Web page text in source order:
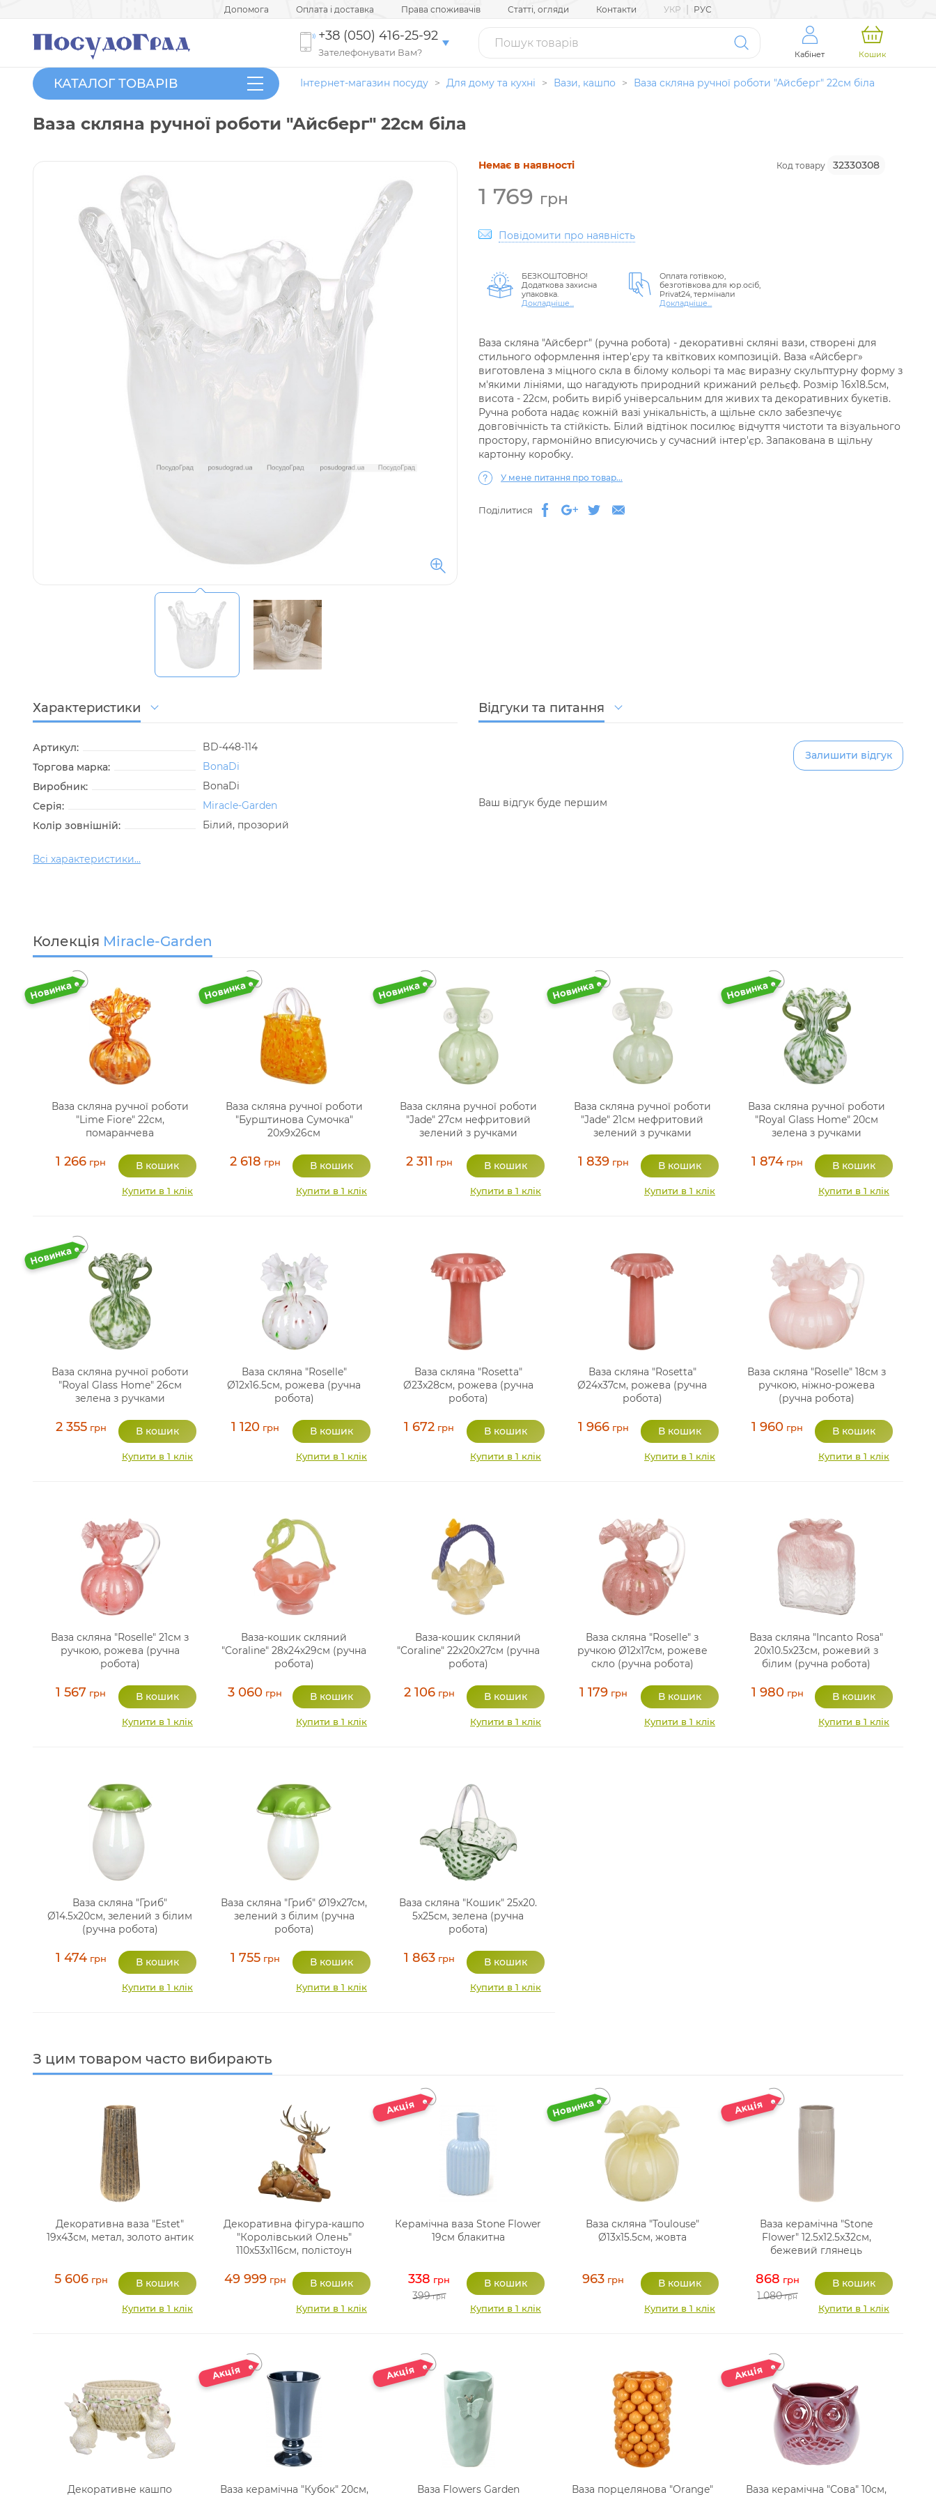
Допомога Оплата і доставка Права споживачів Статті, огляди Контакти УКР | РУС
+38 (050) 416-25-92
Зателефонувати Вам? Кабінет Кошик
КАТАЛОГ ТОВАРІВ Інтернет-магазин посуду > Для дому та кухні > Вази, кашпо > Ваза скляна ручної роботи "Айсберг" 22см біла
Ваза скляна ручної роботи "Айсберг" 22см біла
Немає в наявності Код товару 32330308
1 769 грн
Повідомити про наявність
БЕЗКОШТОВНО!
Додаткова захисна
упаковка.
Докладніше...
Оплата готівкою,
безготівкова для юр.осіб,
Privat24, термінали
Докладніше...
Ваза скляна "Айсберг" (ручна робота) - декоративні скляні вази, створені для
стильного оформлення інтер'єру та квіткових композицій. Ваза «Айсберг»
виготовлена з міцного скла в білому кольорі та має виразну скульптурну форму з
м'якими лініями, що нагадують природний крижаний рельєф. Розмір 16x18.5см,
висота - 22см, робить виріб універсальним для живих та декоративних букетів.
Ручна робота надає кожній вазі унікальність, а щільне скло забезпечує
довговічність та стійкість. Білий відтінок посилює відчуття чистоти та візуального
простору, гармонійно вписуючись у сучасний інтер'єр. Запакована в щільну
картонну коробку.
У мене питання про товар...
Поділитися
Характеристики
Артикул:
BD-448-114
Торгова марка:
BonaDi
Виробник:
BonaDi
Серія:
Miracle-Garden
Колір зовнішній:
Білий, прозорий
Всі характеристики...
Відгуки та питання
Залишити відгук
Ваш відгук буде першим
Колекція Miracle-Garden
Ваза скляна ручної роботи
"Lime Fiore" 22см,
помаранчева
1 266 грн
Купити в 1 клік
Ваза скляна ручної роботи
"Бурштинова Сумочка"
20x9x26см
2 618 грн
Купити в 1 клік
Ваза скляна ручної роботи
"Jade" 27см нефритовий
зелений з ручками
2 311 грн
Купити в 1 клік
Ваза скляна ручної роботи
"Jade" 21см нефритовий
зелений з ручками
1 839грн
Купити в 1 клік
Ваза скляна ручної роботи
"Royal Glass Home" 20см
зелена з ручками
1 874 грн
Купити в 1 клік
Ваза скляна ручної роботи
"Royal Glass Home" 26см
зелена з ручками
2 355грн
Купити в 1 клік
Ваза скляна "Roselle"
Ø12х16.5см, рожева (ручна
робота)
1 120грн
Купити в 1 клік
Ваза скляна "Rosetta"
Ø23х28см, рожева (ручна
робота)
1 672 грн
Купити в 1 клік
Ваза скляна "Rosetta"
Ø24х37см, рожева (ручна
робота)
1 966грн
Купити в 1 клік
Ваза скляна "Roselle" 18см з
ручкою, ніжно-рожева
(ручна робота)
1 960 грн
Купити в 1 клік
Ваза скляна "Roselle" 21см з
ручкою, рожева (ручна
робота)
1 567 грн
Купити в 1 клік
Ваза-кошик скляний
"Coraline" 28х24х29см (ручна
робота)
3 060 грн
Купити в 1 клік
Ваза-кошик скляний
"Coraline" 22х20х27см (ручна
робота)
2 106грн
Купити в 1 клік
Ваза скляна "Roselle" з
ручкою Ø12х17см, рожеве
скло (ручна робота)
1 179грн
Купити в 1 клік
Ваза скляна "Incanto Rosa"
20х10.5х23см, рожевий з
білим (ручна робота)
1 980грн
Купити в 1 клік
Ваза скляна "Гриб"
Ø14.5х20см, зелений з білим
(ручна робота)
1 474грн
Купити в 1 клік
Ваза скляна "Гриб" Ø19х27см,
зелений з білим (ручна
робота)
1 755грн
Купити в 1 клік
Ваза скляна "Кошик" 25х20.
5х25см, зелена (ручна
робота)
1 863грн
Купити в 1 клік
З цим товаром часто вибирають
Декоративна ваза "Estet"
19х43см, метал, золото антик
5 606грн
Купити в 1 клік
Декоративна фігура-кашпо
"Королівський Олень"
110х53х116см, полістоун
49 999грн
Купити в 1 клік
Керамічна ваза Stone Flower
19см блакитна
338 грн
399грн
Купити в 1 клік
Ваза скляна "Toulouse"
Ø13х15.5см, жовта
963 грн
Купити в 1 клік
Ваза керамічна "Stone
Flower" 12.5x12.5x32см,
бежевий глянець
868 грн
1 080грн
Купити в 1 клік
Декоративне кашпо
Ваза керамічна "Кубок" 20см,
Ваза Flowers Garden
Ваза порцелянова "Orange"
Ваза керамічна "Сова" 10см,